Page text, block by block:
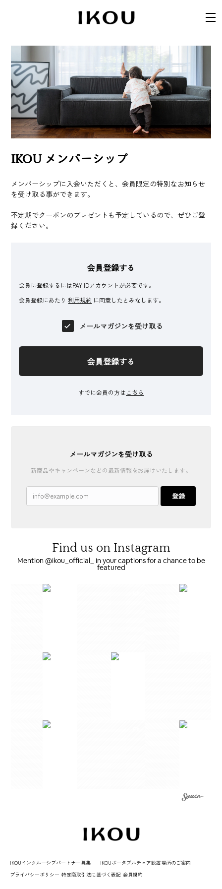
IKOU メンバーシップ
メンバーシップに入会いただくと、会員限定の特別なお知らせ
を受け取る事ができます。
不定期でクーポンのプレゼントも予定しているので、ぜひご登
録ください。
会員登録する
会員に登録するにはPAY IDアカウントが必要です。
会員登録にあたり利用規約 に同意したとみなします。
メールマガジンを受け取る
会員登録する
すでに会員の方は こちら
メールマガジンを受け取る
新商品やキャンペーンなどの最新情報をお届けいたします。
登録
Find us on Instagram
Mention @ikou_official_ in your captions for a chance to be
featured
IKOUインクルーシブパートナー募集
IKOUポータブルチェア設置場所のご案内
プライバシーポリシー 特定商取引法に基づく表記 会員規約